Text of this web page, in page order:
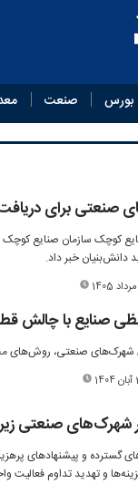
بورس صنعت
صنعتی برای دریافت
کوچک سازمان صنایع کوچک
دانش‌بنیان خبر داد.
صنایع با چالش
صنعتی، روش‌های
شهرک‌های صنعتی
گسترده و پیشنهادهای
و تهدید تداوم